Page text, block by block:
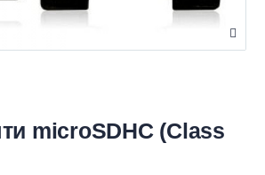
microSDHC (Class